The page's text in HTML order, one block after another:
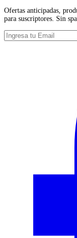
Ofertas anticipadas,
para suscriptores. Sin